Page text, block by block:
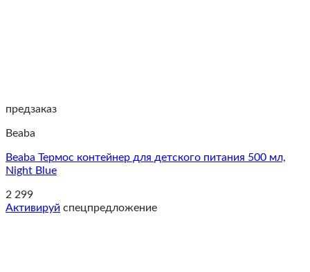
предзаказ
Beaba
Beaba Термос контейнер для детского питания 500 мл,
Night Blue
2 299
Активируй спецпредложение